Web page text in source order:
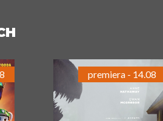
premiera - 14.08